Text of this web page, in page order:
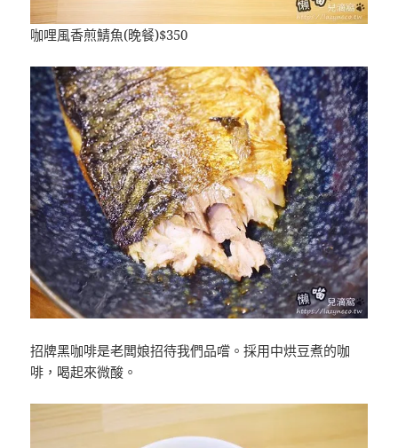
咖哩風香煎鯖魚(晚餐)$350
招牌黑咖啡是老闆娘招待我們品嚐。採用中烘豆煮的咖
啡，喝起來微酸。